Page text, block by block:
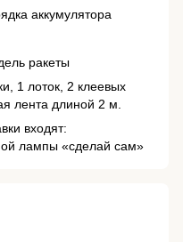
аккумулятора
ракеты
1 лоток, 2 клеевых
лента длиной 2 м.
входят:
лампы «сделай сам»